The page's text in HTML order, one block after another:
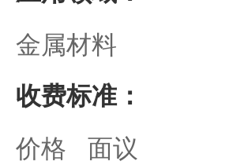
金属材料
收费标准：
价格 面议